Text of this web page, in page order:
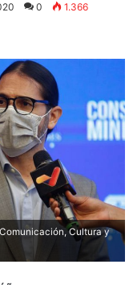
0 1.366
Cultura y